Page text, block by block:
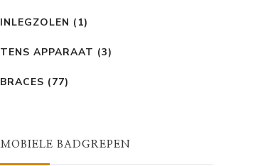
INLEGZOLEN (1)
TENS APPARAAT (3)
BRACES (77)
MOBIELE BADGREPEN